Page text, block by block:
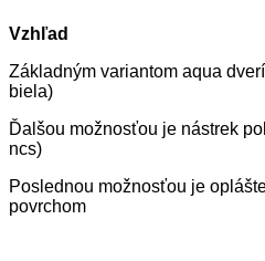
Vzhľad
Základným variantom aqua
biela)
Ďalšou možnosťou je nástrek
ncs)
Poslednou možnosťou je
povrchom